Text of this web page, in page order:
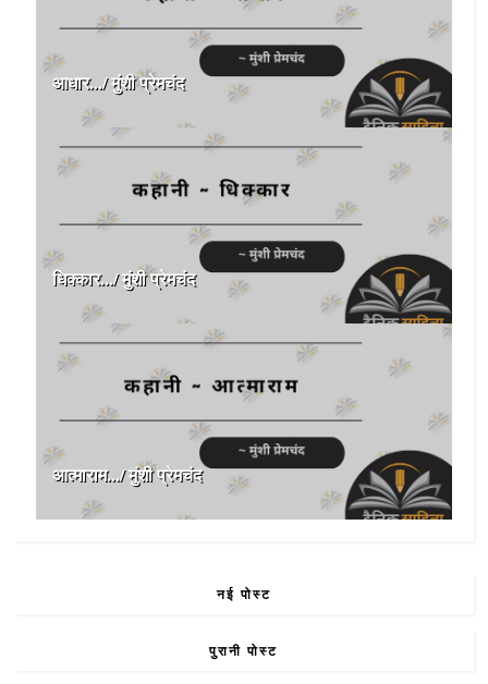
आधार.../ मुंशी प्रेमचंद
धिक्कार.../ मुंशी प्रेमचंद
आत्माराम.../ मुंशी प्रेमचंद
नई पोस्ट
पुरानी पोस्ट